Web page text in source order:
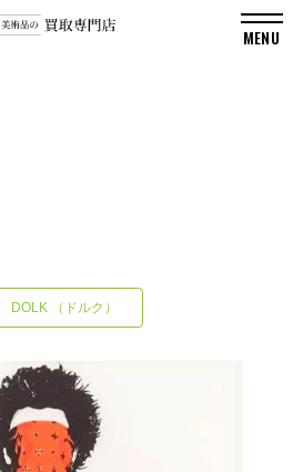
DOLK （ドルク）